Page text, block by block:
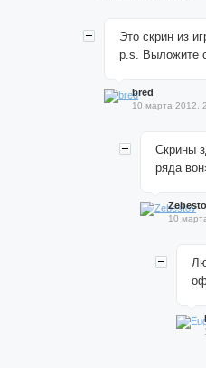
Это скрин из
p.s. Выложите
bred
10 марта 2012,
Скрины
ряда
10